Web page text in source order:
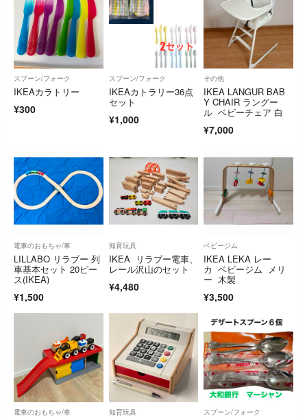
スプーン/フォーク
IKEAカラトリー
¥300
スプーン/フォーク
IKEAカトラリー36点
セット
¥1,000
その他
IKEA LANGUR BAB
Y CHAIR ラングー
ル ベビーチェア 白
¥7,000
電車のおもちゃ/車
LILLABO リラブー 列
車基本セット 20ピー
ス(IKEA)
¥1,500
知育玩具
IKEA リラブー電車、
レール沢山のセット
¥4,480
ベビージム
IKEA LEKA レー
カ ベビージム メリ
ー 木製
¥3,500
電車のおもちゃ/車 知育玩具 スプーン/フォーク